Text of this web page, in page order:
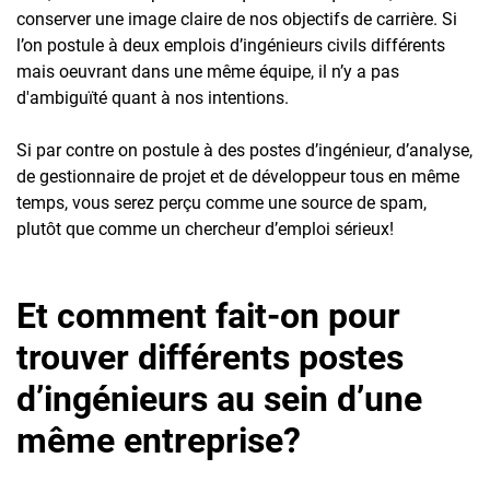
conserver une image claire de nos objectifs de carrière. Si
l’on postule à deux emplois d’ingénieurs civils différents
mais oeuvrant dans une même équipe, il n’y a pas
d'ambiguïté quant à nos intentions.
Si par contre on postule à des postes d’ingénieur, d’analyse,
de gestionnaire de projet et de développeur tous en même
temps, vous serez perçu comme une source de spam,
plutôt que comme un chercheur d’emploi sérieux!
Et comment fait-on pour
trouver différents postes
d’ingénieurs au sein d’une
même entreprise?